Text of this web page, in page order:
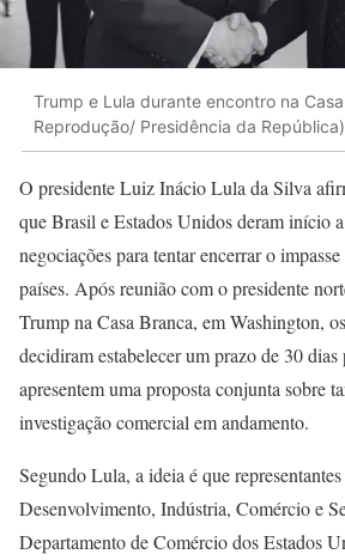
Trump e Lula durante encontro na
Reprodução/ Presidência da República)
O presidente Luiz Inácio Lula da Silva
que Brasil e Estados Unidos deram início
negociações para tentar encerrar o
países. Após reunião com o presidente
Trump na Casa Branca, em Washington,
decidiram estabelecer um prazo de 30 dias
apresentem uma proposta conjunta sobre
investigação comercial em andamento.
Segundo Lula, a ideia é que
Desenvolvimento, Indústria, Comércio e
Departamento de Comércio dos Estados